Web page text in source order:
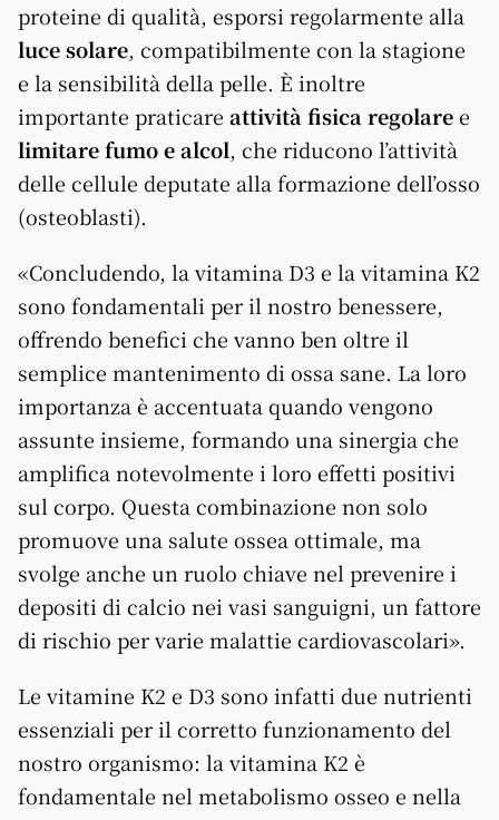
proteine di qualità, esporsi regolarmente alla
luce solare, compatibilmente con la stagione
e la sensibilità della pelle. È inoltre
importante praticare attività fisica regolaree
limitare fumo e alcol, che riducono l’attività
delle cellule deputate alla formazione dell’osso
(osteoblasti).
«Concludendo, la vitamina D3 e la vitamina K2
sono fondamentali per il nostro benessere,
offrendo benefici che vanno ben oltre il
semplice mantenimento di ossa sane. La loro
importanza è accentuata quando vengono
assunte insieme, formando una sinergia che
amplifica notevolmente i loro effetti positivi
sul corpo. Questa combinazione non solo
promuove una salute ossea ottimale, ma
svolge anche un ruolo chiave nel prevenire i
depositi di calcio nei vasi sanguigni, un fattore
di rischio per varie malattie cardiovascolari».
Le vitamine K2 e D3 sono infatti due nutrienti
essenziali per il corretto funzionamento del
nostro organismo: la vitamina K2 è
fondamentale nel metabolismo osseo e nella